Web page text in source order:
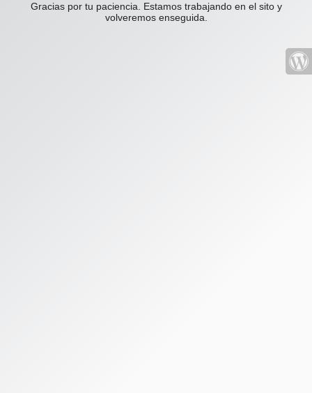
Gracias por tu paciencia. Estamos trabajando en el sito y
volveremos enseguida.